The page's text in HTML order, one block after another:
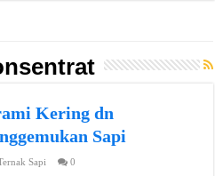
Kering dn
Sapi
Sapi 0